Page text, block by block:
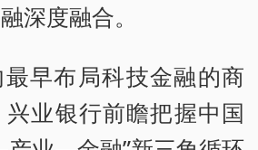
深度融合。
早布局科技金融的商
业银行前瞻把握中国